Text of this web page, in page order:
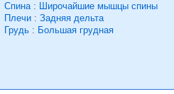
Спина: Широчайшие мышцы спины
Плечи : Задняя дельта
Грудь : Большая грудная